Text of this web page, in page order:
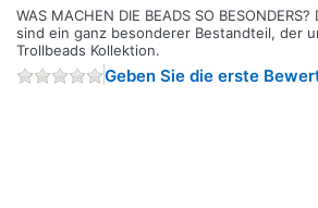
WAS MACHEN DIE BEADS SO
sind ein ganz besonderer Bestandteil, der
Trollbeads Kollektion.
Geben Sie die erste